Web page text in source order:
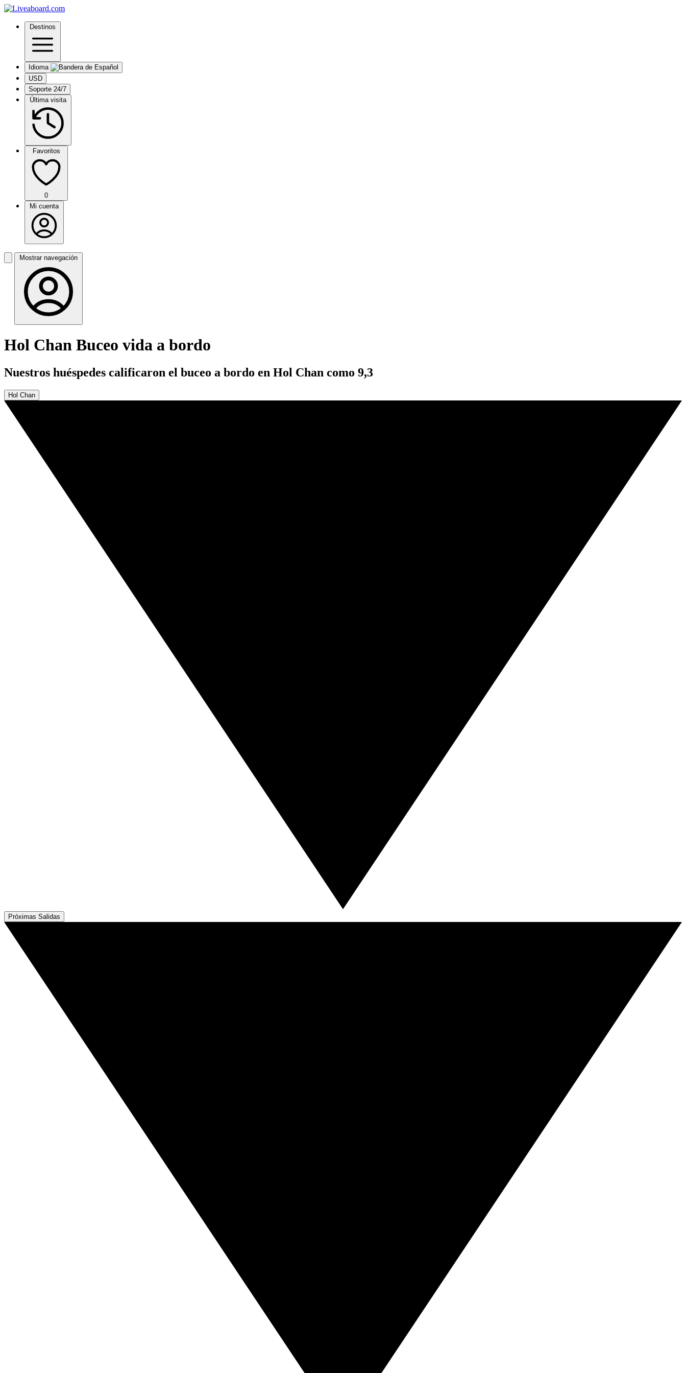
Destinos
Idioma
USD
Soporte 24/7
Última visita
Favoritos
0
Mi cuenta
Mostrar navegación
Hol Chan Buceo vida a bordo
Nuestros huéspedes calificaron el buceo a bordo en Hol Chan como 9,3
Hol Chan
Próximas Salidas